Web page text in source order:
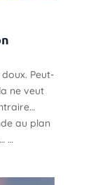
Peut-
ne veut
au plan
…